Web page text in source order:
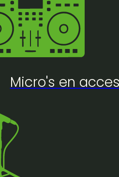
Micro's en